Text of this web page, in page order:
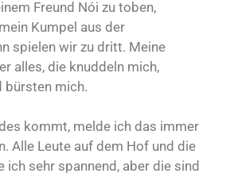
Freund Nói zu toben,
Kumpel aus der
spielen wir zu dritt. Meine
alles, die knuddeln mich,
bürsten mich.
kommt, melde ich das immer
Alle Leute auf dem Hof und die
ich sehr spannend, aber die sind